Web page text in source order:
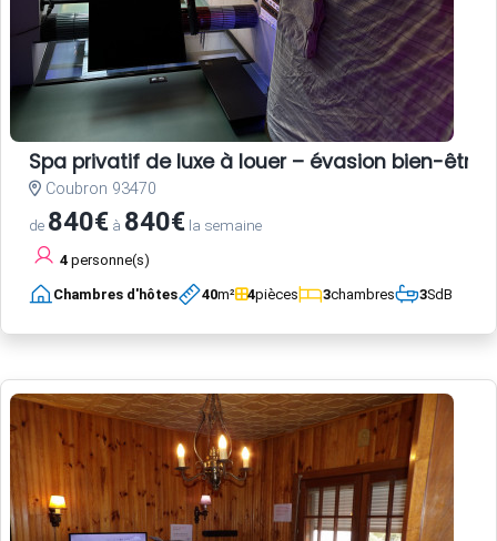
Spa privatif de luxe à louer – évasion bien-être
Coubron 93470
de 840€ à 840€ la semaine
4 personne(s)
Chambres d'hôtes 40m² 4pièces 3chambres 3SdB